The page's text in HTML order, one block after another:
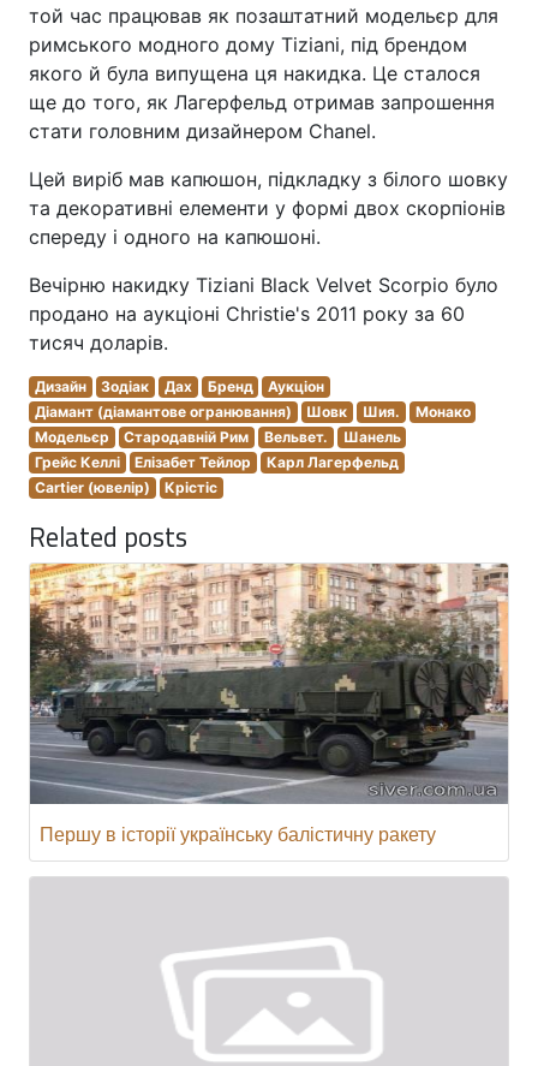
той час працював як позаштатний модельєр для
римського модного дому Tiziani, під брендом
якого й була випущена ця накидка. Це сталося
ще до того, як Лагерфельд отримав запрошення
стати головним дизайнером Chanel.
Цей виріб мав капюшон, підкладку з білого шовку
та декоративні елементи у формі двох скорпіонів
спереду і одного на капюшоні.
Вечірню накидку Tiziani Black Velvet Scorpio було
продано на аукціоні Christie's 2011 року за 60
тисяч доларів.
Дизайн Зодіак Дах Бренд
Аукціон
Діамант (діамантове огранювання)
Шовк Шия.
Монако
Модельєр
Стародавній Рим Вельвет.
Шанель
Грейс Келлі
Елізабет Тейлор
Карл Лагерфельд
Cartier (ювелір)
Крістіс
Related posts
Першу в історії українську балістичну ракету